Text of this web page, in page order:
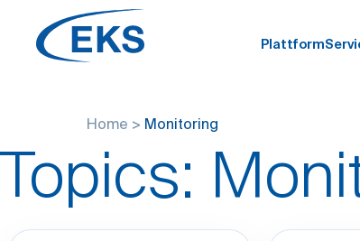
Plattform
Home > Monitoring
Topics: